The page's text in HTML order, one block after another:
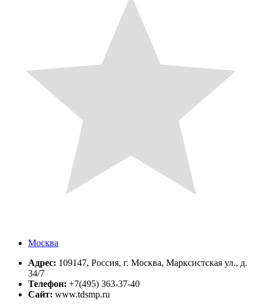
Москва
Адрес: 109147, Россия, г. Москва, Марксистская ул., д.
34/7
Телефон: +7(495) 363-37-40
Сайт: www.tdsmp.ru